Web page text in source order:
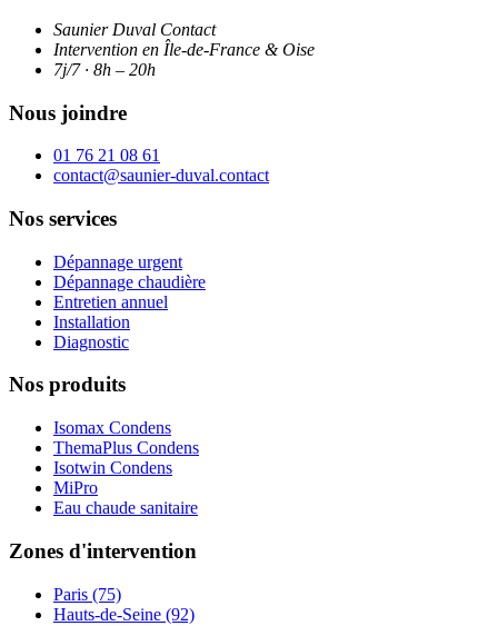
Saunier Duval Contact
Intervention en Île-de-France & Oise
7j/7 · 8h – 20h
Nous joindre
01 76 21 08 61
contact@saunier-duval.contact
Nos services
Dépannage urgent
Dépannage chaudière
Entretien annuel
Installation
Diagnostic
Nos produits
Isomax Condens
ThemaPlus Condens
Isotwin Condens
MiPro
Eau chaude sanitaire
Zones d'intervention
Paris (75)
Hauts-de-Seine (92)